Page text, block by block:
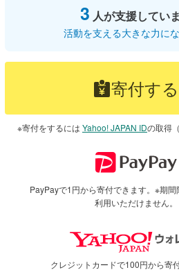
3 人が支援してい
活動を支える大きな力に
寄付する
※寄付をするには Yahoo! JAPAN IDの取得
PayPayで1円から寄付できます。※期
利用いただけません。
クレジットカードで100円から寄